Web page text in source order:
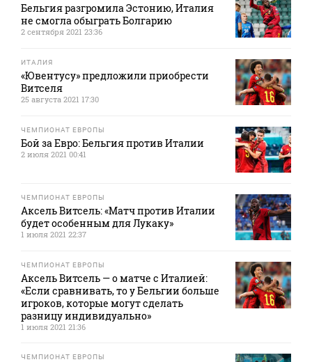
Бельгия разгромила Эстонию, Италия
не смогла обыграть Болгарию
2 сентября 2021 23:36
ИТАЛИЯ
«Ювентусу» предложили приобрести
Витселя
25 августа 2021 17:30
ЧЕМПИОНАТ ЕВРОПЫ
Бой за Евро: Бельгия против Италии
2 июля 2021 00:41
ЧЕМПИОНАТ ЕВРОПЫ
Аксель Витсель: «Матч против Италии
будет особенным для Лукаку»
1 июля 2021 22:37
ЧЕМПИОНАТ ЕВРОПЫ
Аксель Витсель — о матче с Италией:
«Если сравнивать, то у Бельгии больше
игроков, которые могут сделать
разницу индивидуально»
1 июля 2021 21:36
ЧЕМПИОНАТ ЕВРОПЫ